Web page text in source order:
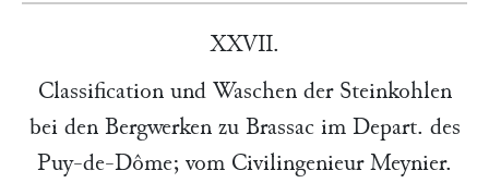
XXVII.
Classification und Waschen der Steinkohlen
bei den Bergwerken zu Brassac im Depart. des
Puy-de-Dôme; vom Civilingenieur Meynier.